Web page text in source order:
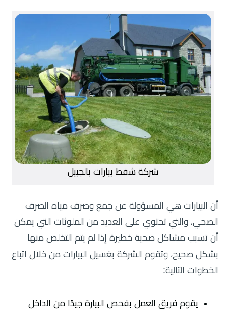
شركة شفط بيارات بالجبيل
أن البيارات هي المسؤولة عن جمع وصرف مياه الصرف
الصحي، والتي تحتوي على العديد من الملوثات التي يمكن
أن تسبب مشاكل صحية خطيرة إذا لم يتم التخلص منها
بشكل صحيح، وتقوم الشركة بغسيل البيارات من خلال اتباع
الخطوات التالية:
يقوم فريق العمل بفحص البيارة جيدًا من الداخل